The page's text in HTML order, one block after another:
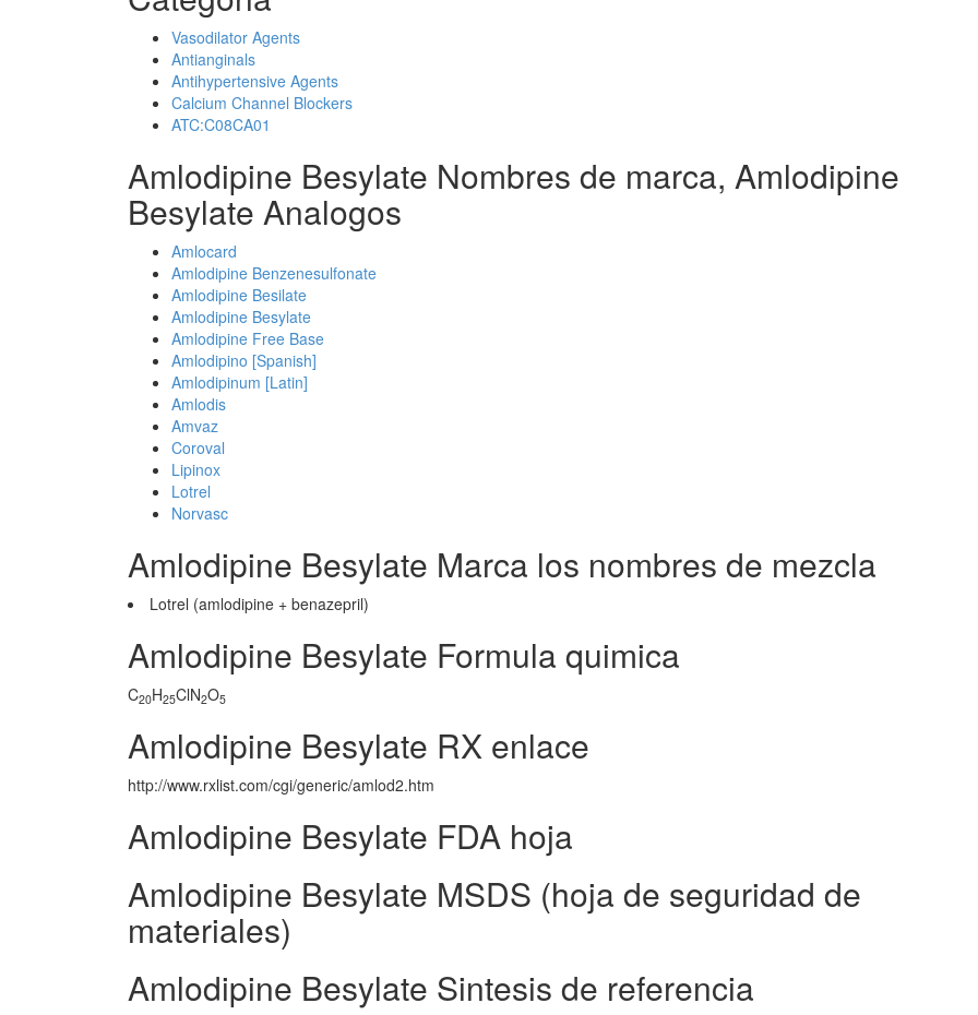
Vasodilator Agents
Antianginals
Antihypertensive Agents
Calcium Channel Blockers
ATC:C08CA01
Amlodipine Besylate Nombres de marca, Amlodipine
Besylate Analogos
Amlocard
Amlodipine Benzenesulfonate
Amlodipine Besilate
Amlodipine Besylate
Amlodipine Free Base
Amlodipino [Spanish]
Amlodipinum [Latin]
Amlodis
Amvaz
Coroval
Lipinox
Lotrel
Norvasc
Amlodipine Besylate Marca los nombres de mezcla
Lotrel (amlodipine + benazepril)
Amlodipine Besylate Formula quimica
C20H25ClN2O5
Amlodipine Besylate RX enlace
http://www.rxlist.com/cgi/generic/amlod2.htm
Amlodipine Besylate FDA hoja
Amlodipine Besylate MSDS (hoja de seguridad de
materiales)
Amlodipine Besylate Sintesis de referencia